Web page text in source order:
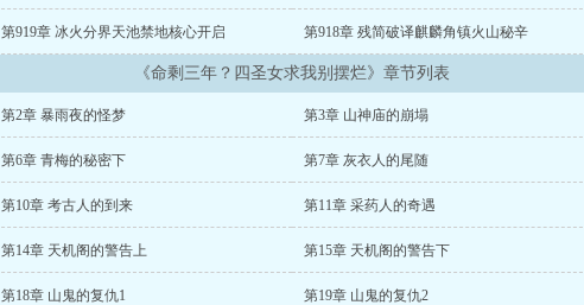
第919章 冰火分界天池禁地核心开启 第918章 残简破译麒麟角镇火山秘辛
《命剩三年？四圣女求我别摆烂》章节列表
第2章 暴雨夜的怪梦 第3章 山神庙的崩塌
第6章 青梅的秘密下 第7章 灰衣人的尾随
第10章 考古人的到来 第11章 采药人的奇遇
第14章 天机阁的警告上 第15章 天机阁的警告下
第18章 山鬼的复仇1 第19章 山鬼的复仇2